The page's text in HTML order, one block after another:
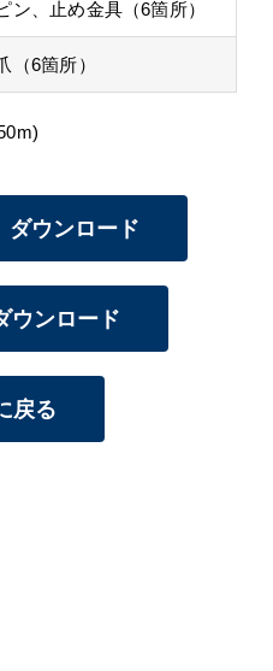
ン、止め金具（6箇所）
（6箇所）
ダウンロード
ウンロード
戻る